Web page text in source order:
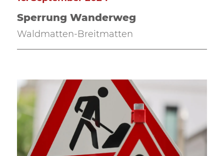
Sperrung Wanderweg
Waldmatten-Breitmatten